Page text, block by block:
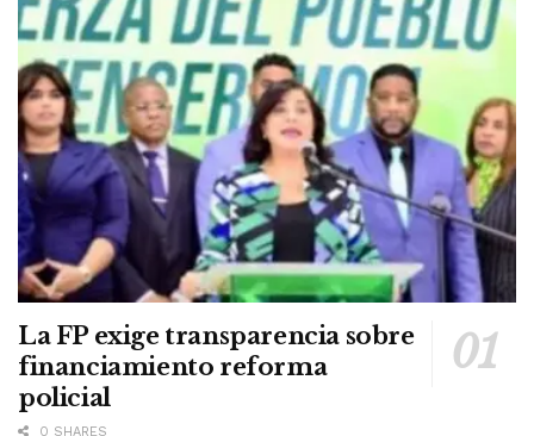
La FP exige transparencia sobre
financiamiento reforma
policial
0 SHARES